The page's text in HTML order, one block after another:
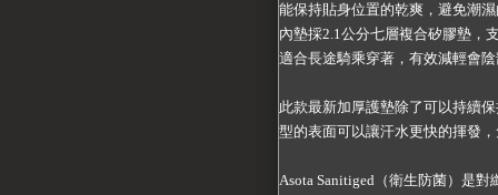
能保持貼身位置的乾爽，避免潮
內墊採2.1公分七層複合矽膠墊，
適合長途騎乘穿著，有效減輕會
此款最新加厚護墊除了可以持續
型的表面可以讓汗水更快的揮發
Asota Sanitiged（衛生防菌）是